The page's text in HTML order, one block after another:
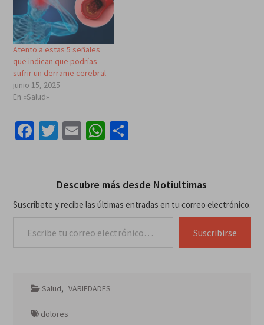
Atento a estas 5 señales
que indican que podrías
sufrir un derrame cerebral
junio 15, 2025
En «Salud»
Facebook
Twitter
EmailWhatsApp
Compartir
Descubre más desde Notiultimas
Suscríbete y recibe las últimas entradas en tu correo electrónico.
Suscribirse
Salud, VARIEDADES
dolores